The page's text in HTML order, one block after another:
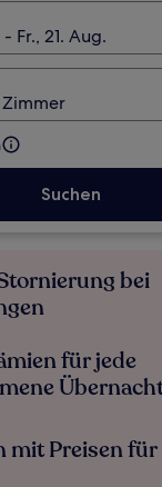
Fr., 21. Aug.
Zimmer
Suchen
bei
für jede
mit Preisen